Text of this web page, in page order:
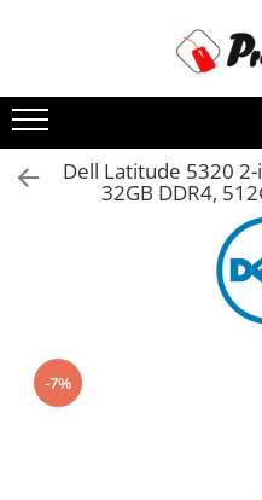
Laptopuri si accesorii
Laptopuri
Laptopuri Noi
Memorii laptop
Baterii laptop
Dell Latitude 5320 2-
32GB DDR4,
-7%